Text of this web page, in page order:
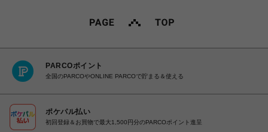
PARCOポイント
全国のPARCOやONLINE PARCOで貯まる＆使える
ポケパル払い
初回登録＆お買物で最大1,500円分のPARCOポイント進呈